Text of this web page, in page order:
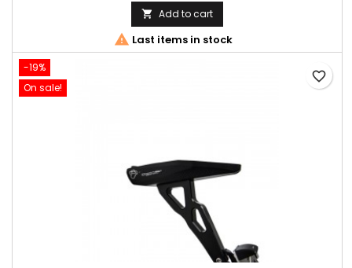
 Add to cart
 Last items in stock
-19%
On sale!
favorite_border